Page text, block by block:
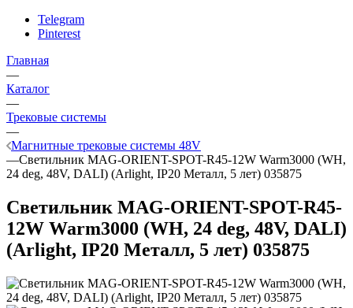
Telegram
Pinterest
Главная
—
Каталог
—
Трековые системы
—
Магнитные трековые системы 48V
—Светильник MAG-ORIENT-SPOT-R45-12W Warm3000 (WH,
24 deg, 48V, DALI) (Arlight, IP20 Металл, 5 лет) 035875
Светильник MAG-ORIENT-SPOT-R45-
12W Warm3000 (WH, 24 deg, 48V, DALI)
(Arlight, IP20 Металл, 5 лет) 035875